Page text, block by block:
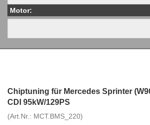
Motor:
Chiptuning für Mercedes Sprinter
CDI 95kW/129PS
(Art.Nr.: MCT.BMS_220)